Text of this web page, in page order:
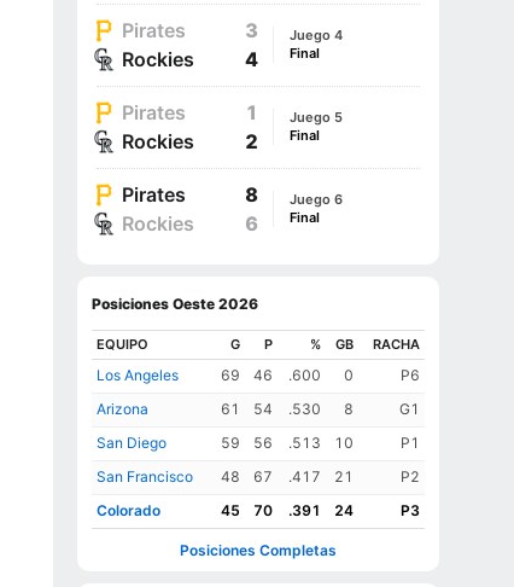
Juego 4
Final
Pirates
3
Rockies
4
Juego 5
Final
Pirates
1
Rockies
2
Juego 6
Final
Pirates
8
Rockies
6
Posiciones Oeste 2026
EQUIPO G P % GB RACHA
Los Angeles 69 46 .600 0
P6
Arizona
61 54 .530 8
G1
San Diego
59 56 .513 10
P1
San Francisco
48 67 .417 21
P2
Colorado
45 70 .391 24 P3
Posiciones Completas